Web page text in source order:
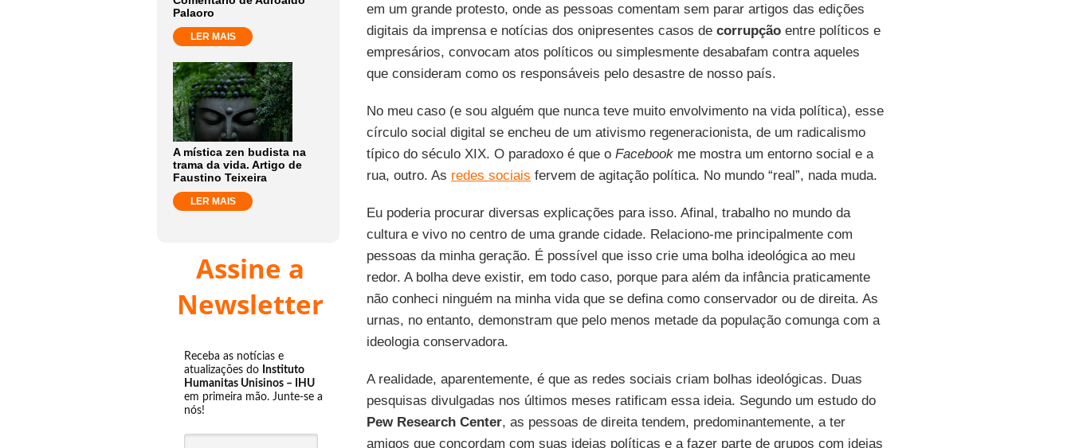
Palaoro
LER MAIS
A mística zen budista na
trama da vida. Artigo de
Faustino Teixeira
LER MAIS
Assine a
Newsletter
Receba as notícias e
atualizações do Instituto
Humanitas Unisinos – IHU
em primeira mão. Junte-se a
nós!
em um grande protesto, onde as pessoas comentam sem parar artigos das edições
digitais da imprensa e notícias dos onipresentes casos de corrupçãoentre políticos e
empresários, convocam atos políticos ou simplesmente desabafam contra aqueles
que consideram como os responsáveis pelo desastre de nosso país.
No meu caso (e sou alguém que nunca teve muito envolvimento na vida política), esse
círculo social digital se encheu de um ativismo regeneracionista, de um radicalismo
típico do século XIX. O paradoxo é que o Facebookme mostra um entorno social e a
rua, outro. As redes sociais fervem de agitação política. No mundo “real”, nada muda.
Eu poderia procurar diversas explicações para isso. Afinal, trabalho no mundo da
cultura e vivo no centro de uma grande cidade. Relaciono-me principalmente com
pessoas da minha geração. É possível que isso crie uma bolha ideológica ao meu
redor. A bolha deve existir, em todo caso, porque para além da infância praticamente
não conheci ninguém na minha vida que se defina como conservador ou de direita. As
urnas, no entanto, demonstram que pelo menos metade da população comunga com a
ideologia conservadora.
A realidade, aparentemente, é que as redes sociais criam bolhas ideológicas. Duas
pesquisas divulgadas nos últimos meses ratificam essa ideia. Segundo um estudo do
Pew Research Center, as pessoas de direita tendem, predominantemente, a ter
amigos que concordam com suas ideias políticas e a fazer parte de grupos com ideias